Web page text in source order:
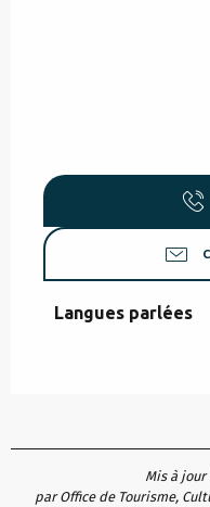
Langues parlées
Langues parlées
Mis à jour
par Office de Tourisme,